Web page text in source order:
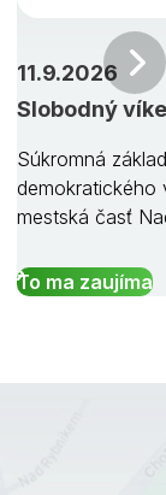
Slobodný
11.9.2026
Súkromná
demokratického
mestská časť
To ma zaujíma